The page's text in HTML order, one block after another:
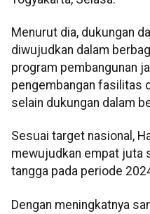
Menurut dia, dukungan
diwujudkan dalam
program pembangunan
pengembangan fasilitas
selain dukungan dalam
Sesuai target nasional,
mewujudkan empat juta
tangga pada periode
Dengan meningkatnya